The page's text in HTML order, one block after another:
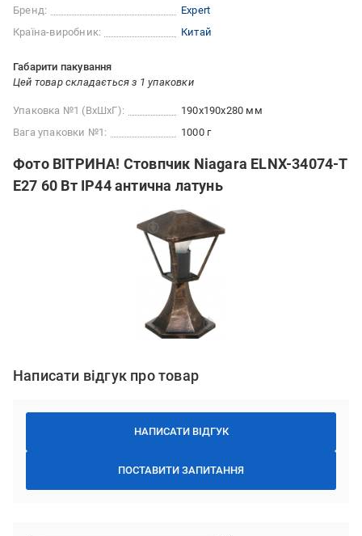
Бренд:
Expert
Країна-виробник:
Китай
Габарити пакування
Цей товар складається з 1 упаковки
Упаковка №1 (ВхШхГ):
190x190x280 мм
Вага упаковки №1:
1000 г
Фото ВІТРИНА! Стовпчик Niagara ELNX-34074-T
E27 60 Вт IP44 антична латунь
Написати відгук про товар
НАПИСАТИ ВІДГУК
ПОСТАВИТИ ЗАПИТАННЯ